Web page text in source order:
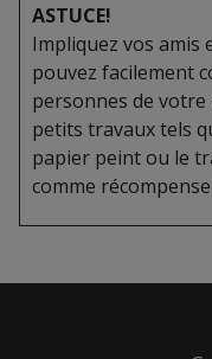
ASTUCE!
Impliquez vos amis
pouvez facilement
personnes de votre
petits travaux tels
papier peint ou le
comme